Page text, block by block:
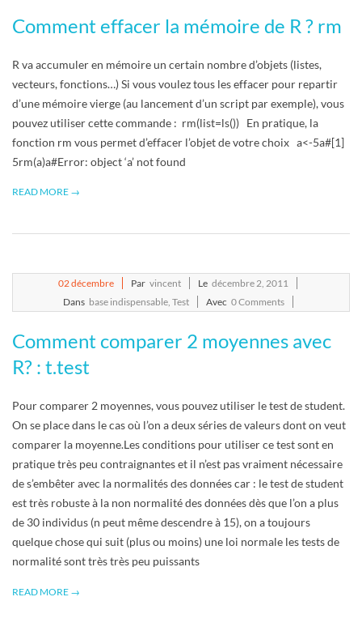
Comment effacer la mémoire de R ? rm
R va accumuler en mémoire un certain nombre d’objets (listes,
vecteurs, fonctions…) Si vous voulez tous les effacer pour repartir
d’une mémoire vierge (au lancement d’un script par exemple), vous
pouvez utiliser cette commande : rm(list=ls()) En pratique, la
fonction rm vous permet d’effacer l’objet de votre choix a<-5a#[1]
5rm(a)a#Error: object ‘a’ not found
READ MORE →
02décembre Par vincent Le décembre 2, 2011
Dans base indispensable, Test Avec 0 Comments
Comment comparer 2 moyennes avec
R? : t.test
Pour comparer 2 moyennes, vous pouvez utiliser le test de student.
On se place dans le cas où l’on a deux séries de valeurs dont on veut
comparer la moyenne.Les conditions pour utiliser ce test sont en
pratique très peu contraignantes et il n’est pas vraiment nécessaire
de s’embêter avec la normalités des données car : le test de student
est très robuste à la non normalité des données dès que l’on a plus
de 30 individus (n peut même descendre à 15), on a toujours
quelque chose qui suit (plus ou moins) une loi normale les tests de
normalité sont très très peu puissants
READ MORE →